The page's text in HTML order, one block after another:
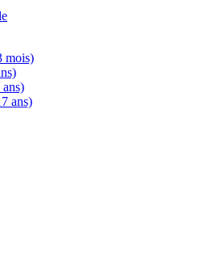
mois)
ans)